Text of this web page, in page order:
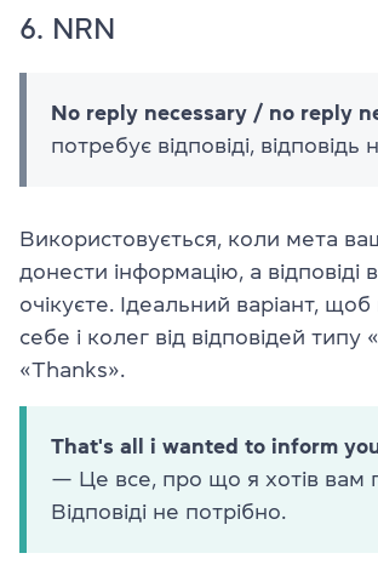
6. NRN
No reply necessary / no reply
потребує відповіді, відповідь
Використовується, коли мета
донести інформацію, а відповіді
очікуєте. Ідеальний варіант,
себе і колег від відповідей типу
«Thanks».
That's all i wanted to inform
— Це все, про що я хотів вам
Відповіді не потрібно.